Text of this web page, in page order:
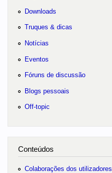
Downloads
Truques & dicas
Notícias
Eventos
Fóruns de discussão
Blogs pessoais
Off-topic
Conteúdos
Colaborações dos utilizadores